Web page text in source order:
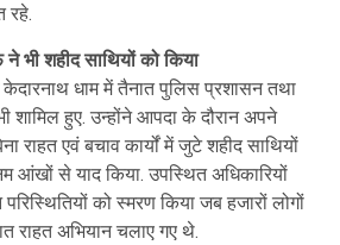
रहे.
शहीद साथियों को किया
केदारनाथ धाम में तैनात पुलिस प्रशासन तथा
हुए. उन्होंने आपदा के दौरान अपने
राहत एवं बचाव कार्यों में जुटे शहीद साथियों
आंखों से याद किया. उपस्थित अधिकारियों
को स्मरण किया जब हजारों लोगों
राहत अभियान चलाए गए थे.